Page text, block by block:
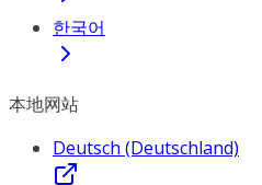
한국어
本地网站
Deutsch (Deutschland)